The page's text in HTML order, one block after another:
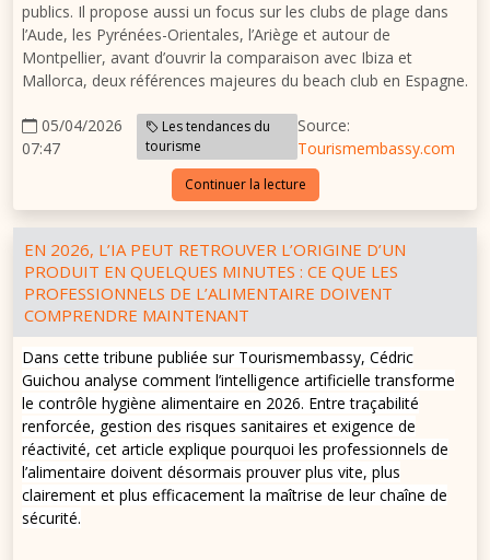
publics. Il propose aussi un focus sur les clubs de plage dans
l’Aude, les Pyrénées-Orientales, l’Ariège et autour de
Montpellier, avant d’ouvrir la comparaison avec Ibiza et
Mallorca, deux références majeures du beach club en Espagne.
05/04/2026
07:47
Les tendances du
tourisme
Source:
Tourismembassy.com
Continuer la lecture
EN 2026, L’IA PEUT RETROUVER L’ORIGINE D’UN
PRODUIT EN QUELQUES MINUTES : CE QUE LES
PROFESSIONNELS DE L’ALIMENTAIRE DOIVENT
COMPRENDRE MAINTENANT
Dans cette tribune publiée sur Tourismembassy, Cédric
Guichou analyse comment l’intelligence artificielle transforme
le contrôle hygiène alimentaire en 2026. Entre traçabilité
renforcée, gestion des risques sanitaires et exigence de
réactivité, cet article explique pourquoi les professionnels de
l’alimentaire doivent désormais prouver plus vite, plus
clairement et plus efficacement la maîtrise de leur chaîne de
sécurité.